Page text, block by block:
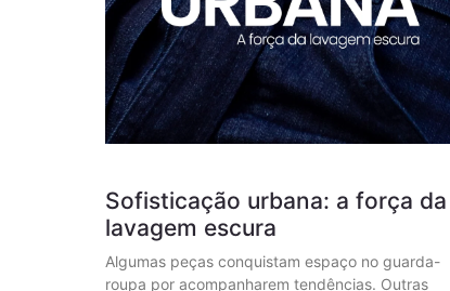
Sofisticação urbana: a força da
lavagem escura
Algumas peças conquistam espaço no guarda-
roupa por acompanharem tendências. Outras